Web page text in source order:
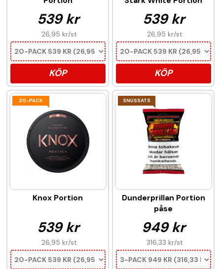
539 kr
26,95 kr/st
KÖP
539 kr
26,95 kr/st
KÖP
20-PACK
Knox Portion
539 kr
26,95 kr/st
SNUSSATS
Dunderprillan Portion
påse
949 kr
316,33 kr/st